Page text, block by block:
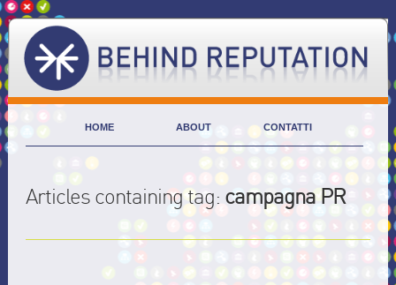
HOME ABOUT CONTATTI
Articles containing tag: campagna PR